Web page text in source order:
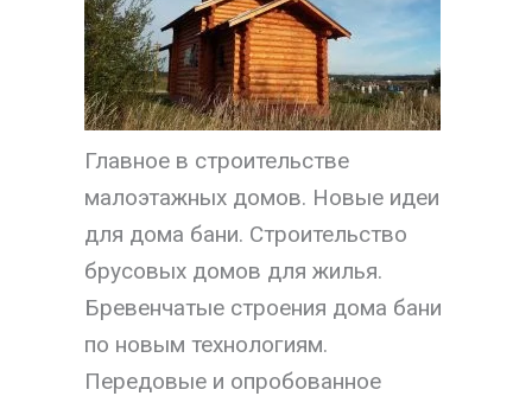
Главное в строительстве
малоэтажных домов. Новые идеи
для дома бани. Строительство
брусовых домов для жилья.
Бревенчатые строения дома бани
по новым технологиям.
Передовые и опробованное